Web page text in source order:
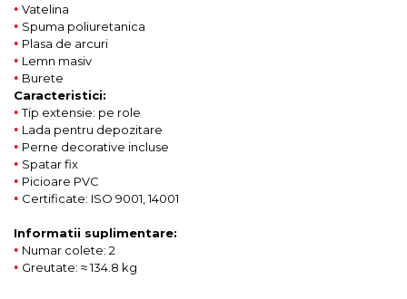
• Vatelina
• Spuma poliuretanica
• Plasa de arcuri
• Lemn masiv
• Burete
Caracteristici:
•Tip extensie: pe role
• Lada pentru depozitare
• Perne decorative incluse
• Spatar fix
• Picioare PVC
• Certificate: ISO 9001, 14001
Informatii suplimentare:
• Numar colete: 2
• Greutate: ≈ 134.8 kg